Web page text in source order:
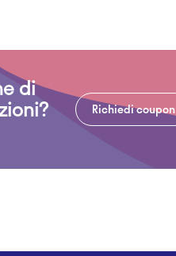
di
Richiedi coupon